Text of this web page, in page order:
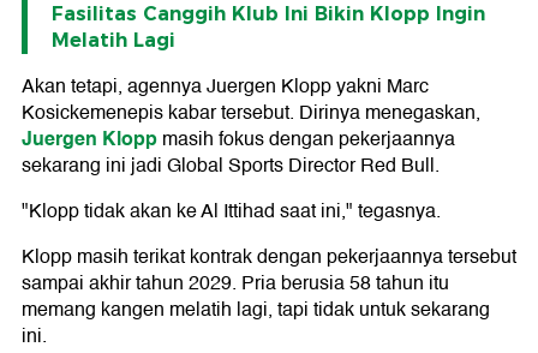
Fasilitas Canggih Klub Ini Bikin Klopp Ingin
Melatih Lagi
Akan tetapi, agennya Juergen Klopp yakni Marc
Kosickemenepis kabar tersebut. Dirinya menegaskan,
Juergen Kloppmasih fokus dengan pekerjaannya
sekarang ini jadi Global Sports Director Red Bull.
"Klopp tidak akan ke Al Ittihad saat ini," tegasnya.
Klopp masih terikat kontrak dengan pekerjaannya tersebut
sampai akhir tahun 2029. Pria berusia 58 tahun itu
memang kangen melatih lagi, tapi tidak untuk sekarang
ini.